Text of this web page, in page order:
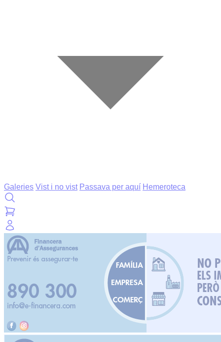
Galeries Vist i no vist Passava per aquí Hemeroteca